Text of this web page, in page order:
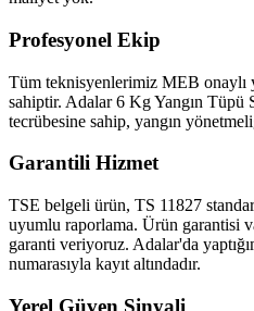
Profesyonel Ekip
Tüm teknisyenlerimiz MEB onaylı
sahiptir. Adalar 6 Kg Yangın Tüpü
tecrübesine sahip, yangın
Garantili Hizmet
TSE belgeli ürün, TS 11827
uyumlu raporlama. Ürün garantisi
garanti veriyoruz. Adalar'da
numarasıyla kayıt altındadır.
Yerel Güven Sinyali